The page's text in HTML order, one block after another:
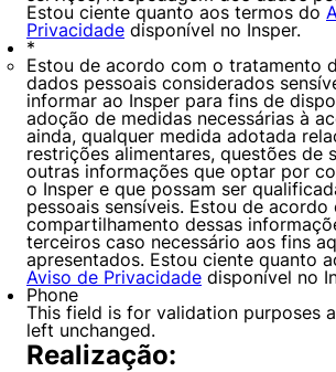
Estou ciente quanto aos termos do
Privacidade disponível no Insper.
*
Estou de acordo com o tratamento
dados pessoais considerados
informar ao Insper para fins de
adoção de medidas necessárias à
ainda, qualquer medida adotada
restrições alimentares, questões de
outras informações que optar por
o Insper e que possam ser
pessoais sensíveis. Estou de acordo
compartilhamento dessas
terceiros caso necessário aos fins
apresentados. Estou ciente quanto
Aviso de Privacidade disponível no
Phone
This field is for validation purposes
left unchanged.
Realização: